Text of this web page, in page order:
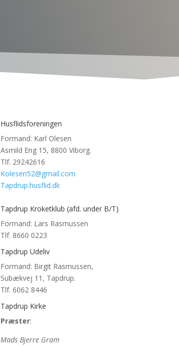
Husflidsforeningen
Formand: Karl Olesen
Asmild Eng 15, 8800 Viborg.
Tlf. 29242616
Kolesen52@gmail.com
Tapdrup.husflid.dk
Tapdrup Kroketklub (afd. under B/T)
Formand: Lars Rasmussen
Tlf. 8660 0223
Tapdrup Udeliv
Formand: Birgit Rasmussen,
Subækvej 11, Tapdrup.
Tlf. 6062 8446
Tapdrup Kirke
Præster:
Mads Bjerre Gram